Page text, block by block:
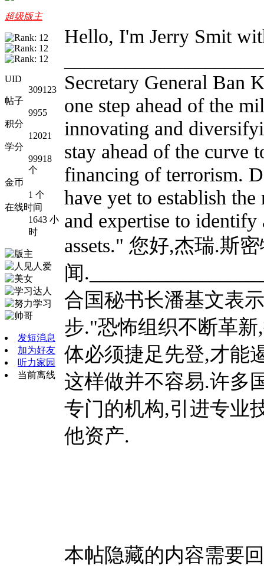
超级版主
UID
309123
帖子
9955
积分
12021
学分
99918
个
金币
1 个
在线时间
1643 小
时
发短消息
加为好友
听力家园
当前离线
Hello, I'm Jerry Smit
Secretary General Ban
one step ahead of the
innovating and
stay ahead of the curve
financing of terrorism.
have yet to establish
and expertise to
assets." 您好,杰瑞.斯
闻
合国秘书长潘基文表
步."恐怖组织不断革
体必须捷足先登,才能
这样做并不容易.许多
专门的机构,引进专业
他资产.
本帖隐藏的内容需要